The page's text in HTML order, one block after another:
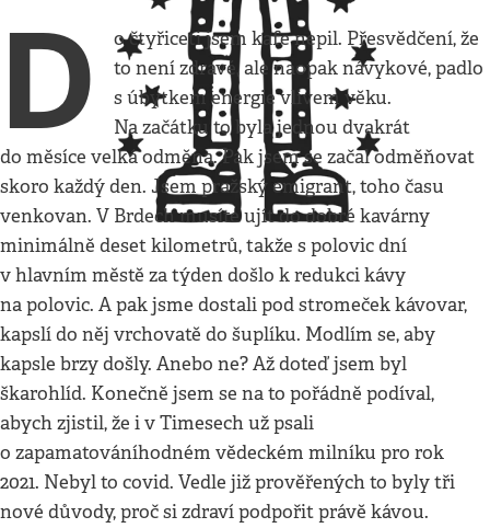
D
o čtyřiceti jsem kafe nepil. Přesvědčení, že
to není zdravé, ale naopak návykové, padlo
s úbytkem energie vlivem věku.
Na začátku to byla jednou dvakrát
do měsíce velká odměna. Pak jsem se začal odměňovat
skoro každý den. Jsem pražský emigrant, toho času
venkovan. V Brdech musíte ujít do dobré kavárny
minimálně deset kilometrů, takže s polovic dní
v hlavním městě za týden došlo k redukci kávy
na polovic. A pak jsme dostali pod stromeček kávovar,
kapslí do něj vrchovatě do šuplíku. Modlím se, aby
kapsle brzy došly. Anebo ne? Až doteď jsem byl
škarohlíd. Konečně jsem se na to pořádně podíval,
abych zjistil, že i v Timesech už psali
o zapamatováníhodném vědeckém milníku pro rok
2021. Nebyl to covid. Vedle již prověřených to byly tři
nové důvody, proč si zdraví podpořit právě kávou.